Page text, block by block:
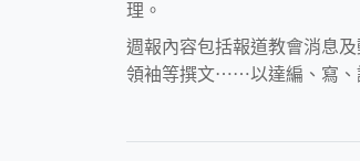
理。
週報內容包括報道教會消息
領袖等撰文⋯⋯以達編、寫、